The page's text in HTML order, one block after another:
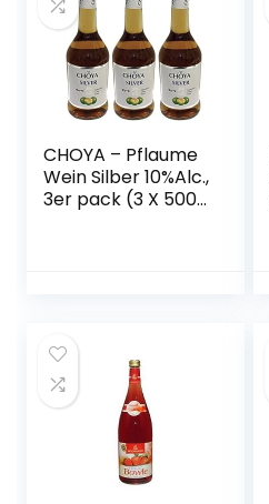
CHOYA – Pflaume
Wein Silber 10%Alc.,
3er pack (3 X 500